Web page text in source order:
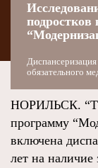
обязательного
НОРИЛЬСК.
программу
включена
лет на наличие